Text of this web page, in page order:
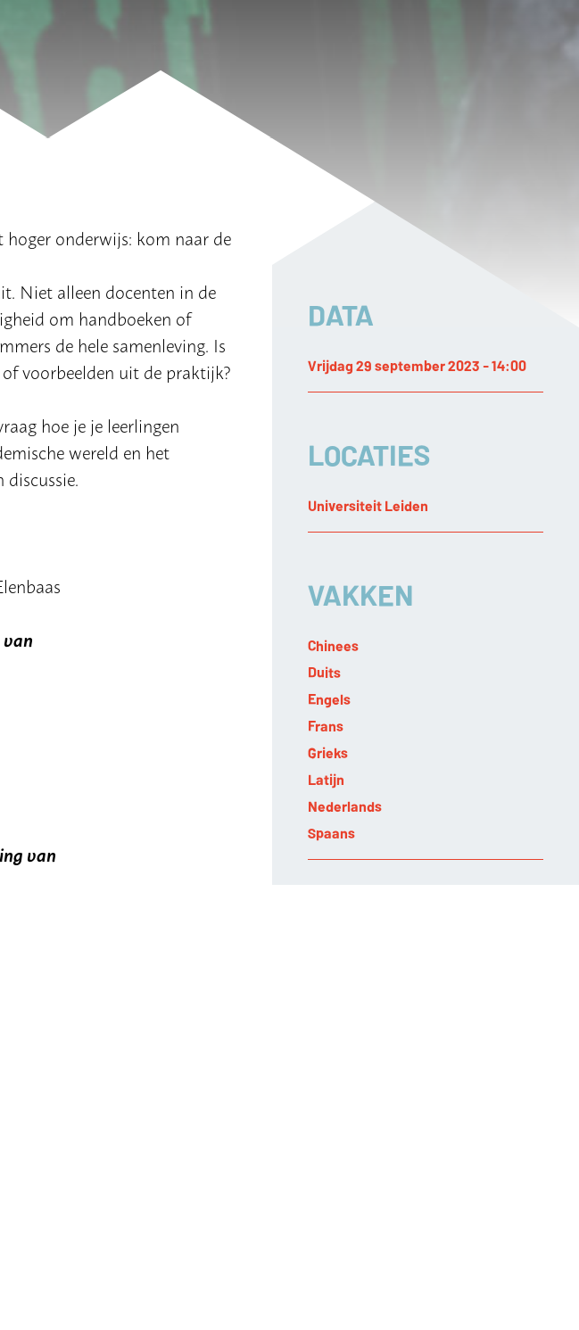
onderwijs: kom naar de
Niet alleen docenten in de
om handboeken of
de hele samenleving. Is
voorbeelden uit de praktijk?
hoe je je leerlingen
wereld en het
en leren van
bevordering van
DATA
Vrijdag 29 september 2023 - 14:00
LOCATIES
Universiteit Leiden
VAKKEN
Chinees
Duits
Engels
Frans
Grieks
Latijn
Nederlands
Spaans